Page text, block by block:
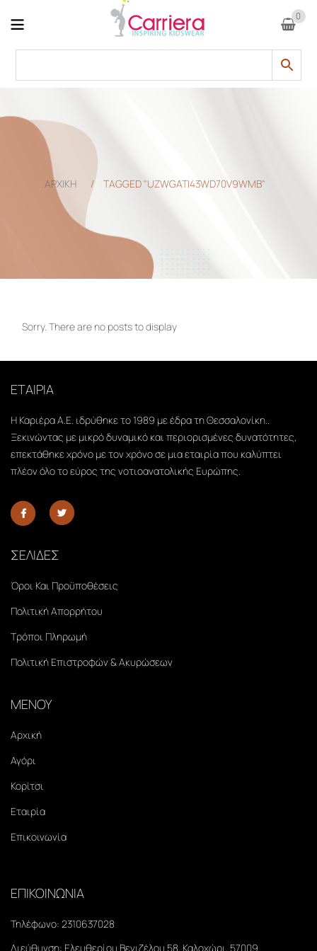
0
ΑΡΧΙΚΗ / TAGGED "UZWGATI43WD70V9WMB"
Sorry. There are no posts to display
ΕΤΑΙΡΙΑ
Η Καριέρα Α.Ε. ιδρύθηκε το 1989 με έδρα τη Θεσσαλονίκη..
Ξεκινώντας με μικρό δυναμικό και περιορισμένες δυνατότητες,
επεκτάθηκε χρόνο με τον χρόνο σε μια εταιρία που καλύπτει
πλέον όλο το εύρος της νοτιοανατολικής Ευρώπης.
ΣΕΛΙΔΕΣ
Όροι Και Προϋποθέσεις
Πολιτική Απορρήτου
Τρόποι Πληρωμή
Πολιτική Επιστροφών & Ακυρώσεων
ΜΕΝΟΥ
Αρχική
Αγόρι
Κορίτσι
Εταιρία
Επικοινωνία
ΕΠΙΚΟΙΝΩΝΙΑ
Τηλέφωνο: 2310637028
Διεύθυνση: Ελευθερίου Βενιζέλου 58, Καλοχώρι, 57009